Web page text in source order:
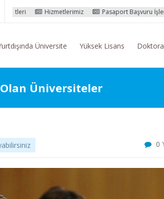
Hizmetlerimiz Pasaport Başvuru İşlemleri
Üniversite Yüksek Lisans Doktora
Üniversiteler
0